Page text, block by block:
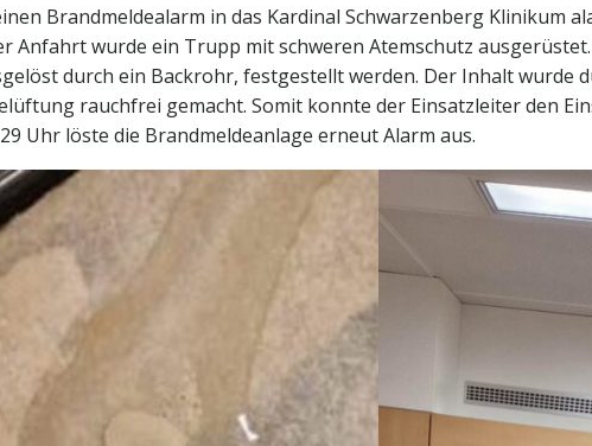
Brandmeldealarm in das Kardinal Schwarzenberg Klinikum
Anfahrt wurde ein Trupp mit schweren Atemschutz
durch ein Backrohr, festgestellt werden. Der Inhalt wurde
rauchfrei gemacht. Somit konnte der Einsatzleiter den
Uhr löste die Brandmeldeanlage erneut Alarm aus.